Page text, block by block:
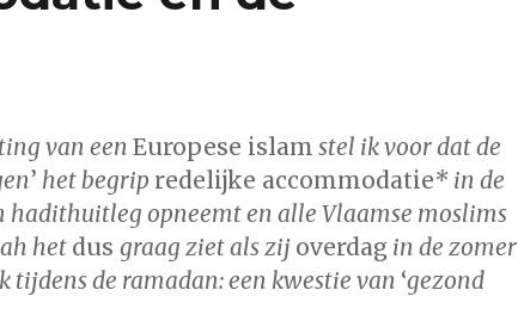
van een Europese islam stel ik voor dat de
’ het begrip redelijke accommodatie* in de
hadithuitleg opneemt en alle Vlaamse moslims
het dus graag ziet als zij overdagin de zomer
tijdens de ramadan: een kwestie van ‘gezond